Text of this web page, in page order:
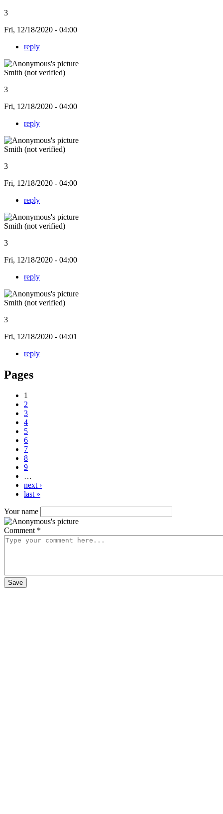
3
Fri, 12/18/2020 - 04:00
reply
Smith (not verified)
3
Fri, 12/18/2020 - 04:00
reply
Smith (not verified)
3
Fri, 12/18/2020 - 04:00
reply
Smith (not verified)
3
Fri, 12/18/2020 - 04:00
reply
Smith (not verified)
3
Fri, 12/18/2020 - 04:01
reply
Pages
1
2
3
4
5
6
7
8
9
…
next ›
last »
Your name
Comment *